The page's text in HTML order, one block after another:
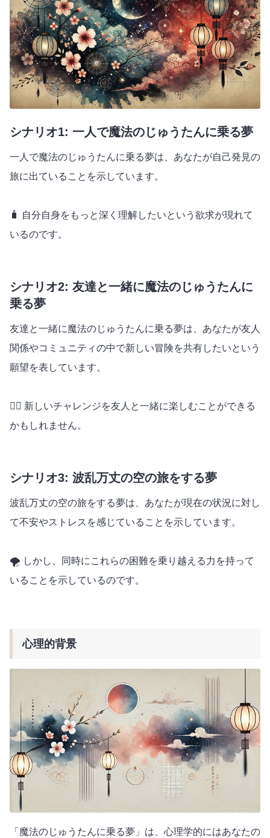
シナリオ1: 一人で魔法のじゅうたんに乗る夢
一人で魔法のじゅうたんに乗る夢は、あなたが自己発見の
旅に出ていることを示しています。
🧳 自分自身をもっと深く理解したいという欲求が現れて
いるのです。
シナリオ2: 友達と一緒に魔法のじゅうたんに
乗る夢
友達と一緒に魔法のじゅうたんに乗る夢は、あなたが友人
関係やコミュニティの中で新しい冒険を共有したいという
願望を表しています。
👯‍♀️ 新しいチャレンジを友人と一緒に楽しむことができる
かもしれません。
シナリオ3: 波乱万丈の空の旅をする夢
波乱万丈の空の旅をする夢は、あなたが現在の状況に対し
て不安やストレスを感じていることを示しています。
🌪️ しかし、同時にこれらの困難を乗り越える力を持って
いることを示しているのです。
心理的背景
「魔法のじゅうたんに乗る夢」は、心理学的にはあなたの